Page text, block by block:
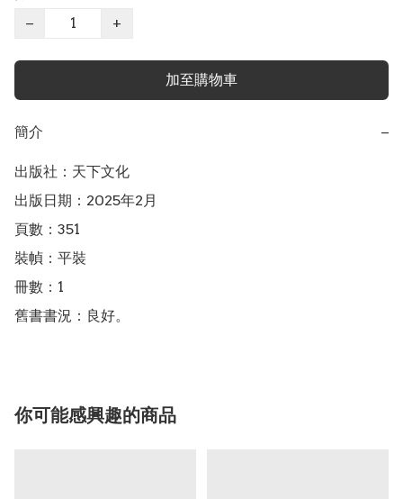
−
+
加至購物車
簡介 −
出版社：天下文化
出版日期：2025年2月
頁數：351
裝幀：平裝
冊數：1
舊書書況：良好。
你可能感興趣的商品